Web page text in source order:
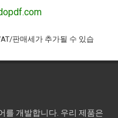
판매세가 추가될 수 있습
를 개발합니다. 우리 제품은